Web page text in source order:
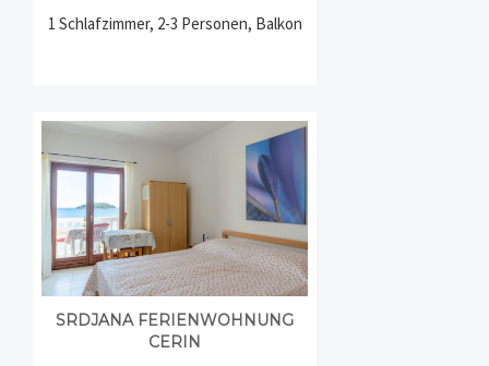
1 Schlafzimmer, 2-3 Personen, Balkon
SRDJANA FERIENWOHNUNG
CERIN